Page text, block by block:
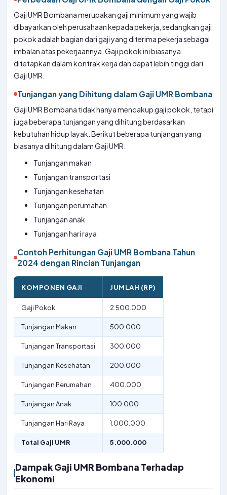
Gaji UMR Bombana merupakan gaji minimum yang wajib
dibayarkan oleh perusahaan kepada pekerja, sedangkan gaji
pokok adalah bagian dari gaji yang diterima pekerja sebagai
imbalan atas pekerjaannya. Gaji pokok ini biasanya
ditetapkan dalam kontrak kerja dan dapat lebih tinggi dari
Gaji UMR.
Tunjangan yang Dihitung dalam Gaji UMR Bombana
Gaji UMR Bombana tidak hanya mencakup gaji pokok, tetapi
juga beberapa tunjangan yang dihitung berdasarkan
kebutuhan hidup layak. Berikut beberapa tunjangan yang
biasanya dihitung dalam Gaji UMR:
Tunjangan makan
Tunjangan transportasi
Tunjangan kesehatan
Tunjangan perumahan
Tunjangan anak
Tunjangan hari raya
Contoh Perhitungan Gaji UMR Bombana Tahun
2024 dengan Rincian Tunjangan
KOMPONEN GAJI JUMLAH (RP)
Gaji Pokok 2.500.000
Tunjangan Makan 500.000
Tunjangan Transportasi 300.000
Tunjangan Kesehatan 200.000
Tunjangan Perumahan 400.000
Tunjangan Anak 100.000
Tunjangan Hari Raya 1.000.000
Total Gaji UMR 5.000.000
Dampak Gaji UMR Bombana Terhadap
Ekonomi